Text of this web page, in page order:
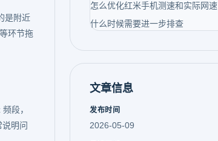
是附近
环节拖
段，
明问
怎么优化红米手机测速和实际网速
什么时候需要进一步排查
文章信息
发布时间
2026-05-09